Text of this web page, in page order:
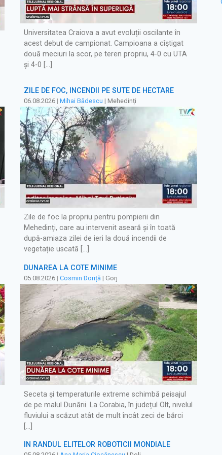
Universitatea Craiova a avut evoluții oscilante în
acest debut de campionat. Campioana a cîștigat
două meciuri la scor, pe teren propriu, 4-0 cu UTA
și 4-0 […]
ZILE DE FOC, INCENDII PE SUTE DE HECTARE
06.08.2026 | Mihai Bădescu | Mehedinți
Zile de foc la propriu pentru pompierii din
Mehedinți, care au intervenit aseară și în toată
după-amiaza zilei de ieri la două incendii de
vegetație uscată […]
DUNĂREA LA COTE MINIME
05.08.2026 | Cosmin Doriță | Gorj
Seceta și temperaturile extreme schimbă peisajul
de pe malul Dunării. La Corabia, în județul Olt, nivelul
fluviului a scăzut atât de mult încât zeci de bărci
[…]
ÎN RÂNDUL ELITELOR ROBOTICII MONDIALE